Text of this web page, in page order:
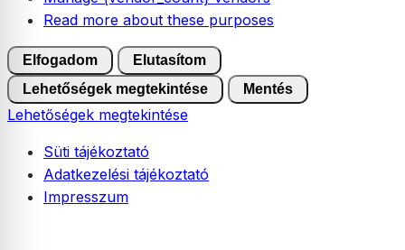
Read more about these purposes
Elfogadom
Elutasítom
Lehetőségek megtekintése
Mentés
Lehetőségek megtekintése
Süti tájékoztató
Adatkezelési tájékoztató
Impresszum